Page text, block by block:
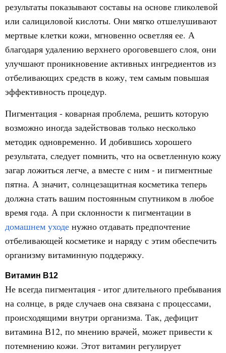
результаты показывают составы на основе гликолевой
или салициловой кислоты. Они мягко отшелушивают
мертвые клетки кожи, мгновенно осветляя ее. А
благодаря удалению верхнего ороговевшего слоя, они
улучшают проникновение активных ингредиентов из
отбеливающих средств в кожу, тем самым повышая
эффективность процедур.
Пигментация - коварная проблема, решить которую
возможно иногда задействовав только несколько
методик одновременно. И добившись хорошего
результата, следует помнить, что на осветленную кожу
загар ложиться легче, а вместе с ним - и пигментные
пятна. А значит, солнцезащитная косметика теперь
должна стать вашим постоянным спутником в любое
время года. А при склонности к пигментации в
домашнем уходе нужно отдавать предпочтение
отбеливающей косметике и наряду с этим обеспечить
организму витаминную поддержку.
Витамин В12
Не всегда пигментация - итог длительного пребывания
на солнце, в ряде случаев она связана с процессами,
происходящими внутри организма. Так, дефицит
витамина В12, по мнению врачей, может привести к
потемнению кожи. Этот витамин регулирует